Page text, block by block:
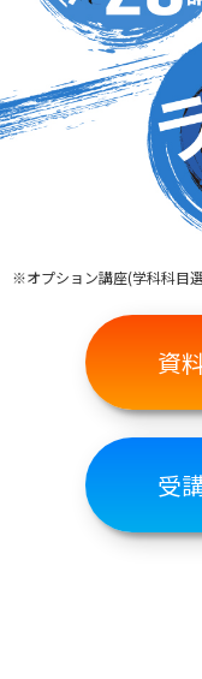
※オプション講座(学科科目
資
受